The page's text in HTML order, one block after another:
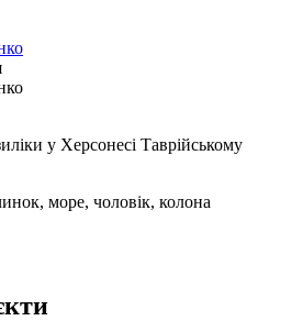
у Херсонесі Таврійському
море, чоловік, колона